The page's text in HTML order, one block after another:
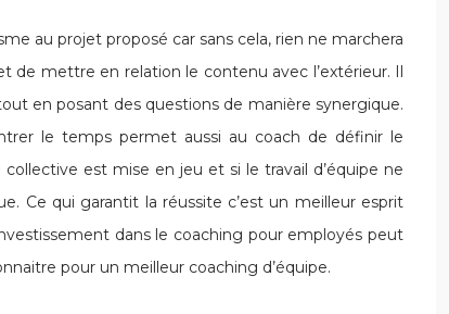
au projet proposé car sans cela, rien ne marchera
de mettre en relation le contenu avec l’extérieur. Il
en posant des questions de manière synergique.
le temps permet aussi au coach de définir le
est mise en jeu et si le travail d’équipe ne
Ce qui garantit la réussite c’est un meilleur esprit
dans le coaching pour employés peut
pour un meilleur coaching d’équipe.